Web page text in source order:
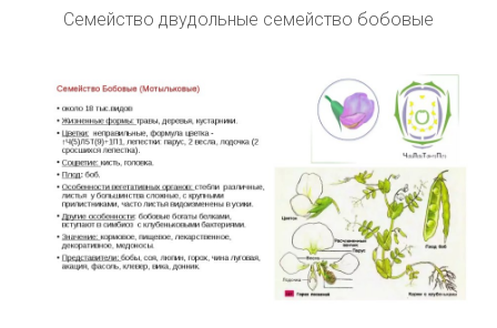
Семейство двудольные семейство бобовые